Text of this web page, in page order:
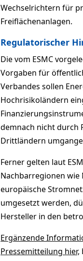
Wechselrichtern für
Freiflächenanlagen.
Regulatorischer
Die vom ESMC
Vorgaben für
Verbandes sollen
Hochrisikoländern
demnach nicht durch
Drittländern
Ferner gelten laut
Nachbarregionen wie
europäische
umgesetzt werden,
Hersteller in den
Ergänzende
Pressemitteilung hier,